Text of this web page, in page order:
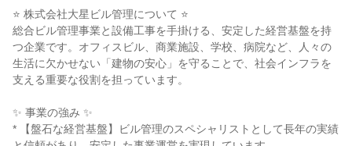
⭐ 株式会社大星ビル管理について ⭐
総合ビル管理事業と設備工事を手掛ける、安定した経営基盤を持
つ企業です。オフィスビル、商業施設、学校、病院など、人々の
生活に欠かせない「建物の安心」を守ることで、社会インフラを
支える重要な役割を担っています。
✨ 事業の強み ✨
* 【盤石な経営基盤】ビル管理のスペシャリストとして長年の実績